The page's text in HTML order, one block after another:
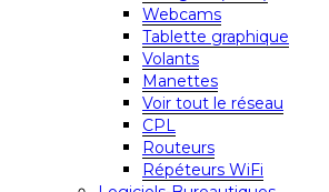
Webcams
Tablette graphique
Volants
Manettes
Voir tout le réseau
CPL
Routeurs
Répéteurs WiFi